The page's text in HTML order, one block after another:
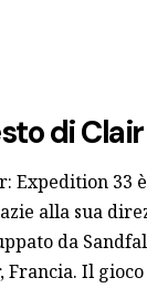
di
Expedition 33
alla sua
da
Il